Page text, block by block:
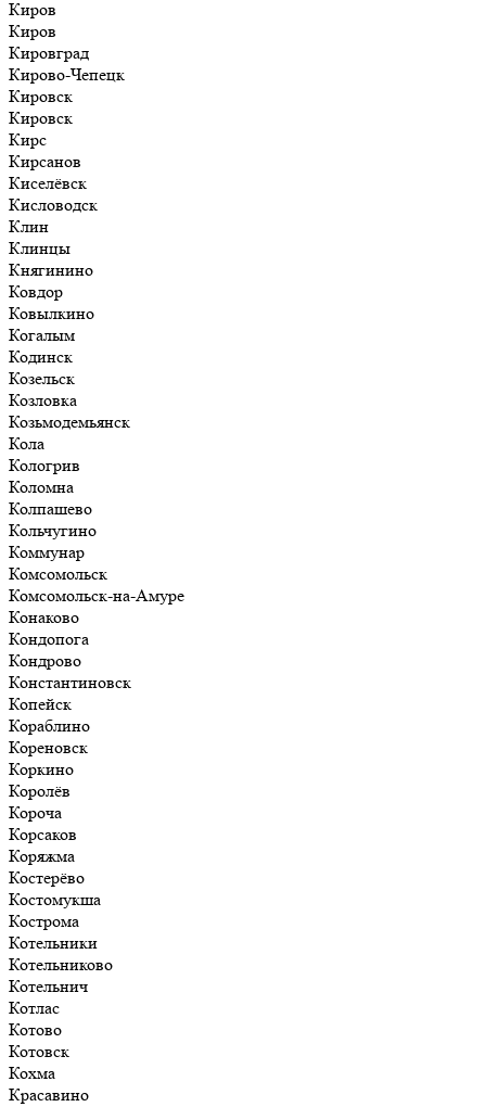
Киров
Киров
Кировград
Кирово-Чепецк
Кировск
Кировск
Кирс
Кирсанов
Киселёвск
Кисловодск
Клин
Клинцы
Княгинино
Ковдор
Ковылкино
Когалым
Кодинск
Козельск
Козловка
Козьмодемьянск
Кола
Кологрив
Коломна
Колпашево
Кольчугино
Коммунар
Комсомольск
Комсомольск-на-Амуре
Конаково
Кондопога
Кондрово
Константиновск
Копейск
Кораблино
Кореновск
Коркино
Королёв
Короча
Корсаков
Коряжма
Костерёво
Костомукша
Кострома
Котельники
Котельниково
Котельнич
Котлас
Котово
Котовск
Кохма
Красавино